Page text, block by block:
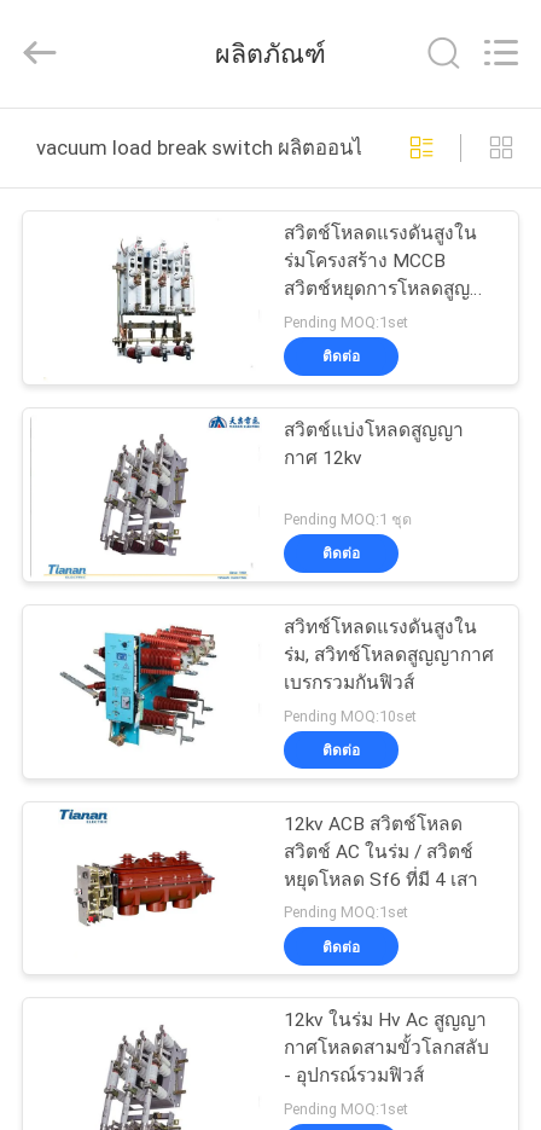
บ้าน
สินค้า
เรา
โรงงาน
ควบคุม
คุณภาพ
เรา
(Group)
Co.,Ltd..
Reserved.
ผลิตภัณฑ์
vacuum load break switch ผลิตออนไลน์
สวิตช์โหลดแรงดันสูงใน
ร่มโครงสร้าง MCCB
สวิตช์หยุดการโหลดสูญญา
กาศ
Pending MOQ:1set
ติดต่อ
สวิตช์แบ่งโหลดสูญญา
กาศ 12kv
Pending MOQ:1 ชุด
ติดต่อ
สวิทช์โหลดแรงดันสูงใน
ร่ม, สวิทช์โหลดสูญญากาศ
เบรกรวมกันฟิวส์
Pending MOQ:10set
ติดต่อ
12kv ACB สวิตช์โหลด
สวิตช์ AC ในร่ม / สวิตช์
หยุดโหลด Sf6 ที่มี 4 เสา
Pending MOQ:1set
ติดต่อ
12kv ในร่ม Hv Ac สูญญา
กาศโหลดสามขั้วโลกสลับ
- อุปกรณ์รวมฟิวส์
Pending MOQ:1set